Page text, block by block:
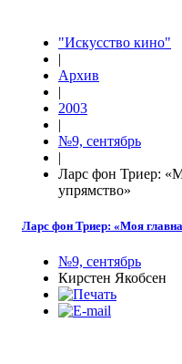
"Искусство кино"
|
Архив
|
2003
|
№9, сентябрь
|
Ларс фон Триер:
упрямство»
Ларс фон Триер: «Моя
№9, сентябрь
Кирстен Якобсен